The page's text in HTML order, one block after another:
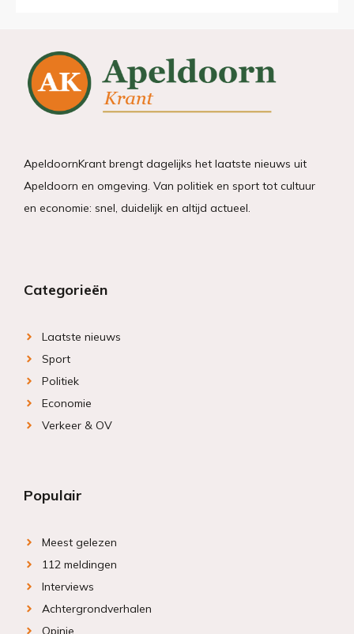
ApeldoornKrant brengt dagelijks het laatste nieuws uit
Apeldoorn en omgeving. Van politiek en sport tot cultuur
en economie: snel, duidelijk en altijd actueel.
Categorieën
Laatste nieuws
Sport
Politiek
Economie
Verkeer & OV
Populair
Meest gelezen
112 meldingen
Interviews
Achtergrondverhalen
Opinie